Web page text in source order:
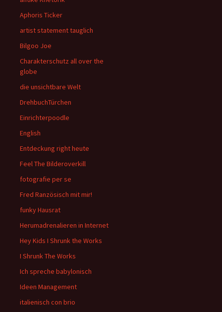
Aphoris Ticker
artist statement tauglich
Bilgoo Joe
Charakterschutz all over the
globe
die unsichtbare Welt
DrehbuchTürchen
Einrichterpoodle
English
Entdeckung right heute
Feel The Bilderoverkill
fotografie per se
Fred Ranzösisch mit mir!
funky Hausrat
Herumadrenalieren in Internet
Hey Kids I Shrunk the Works
I Shrunk The Works
Ich spreche babylonisch
Ideen Management
italienisch con brio